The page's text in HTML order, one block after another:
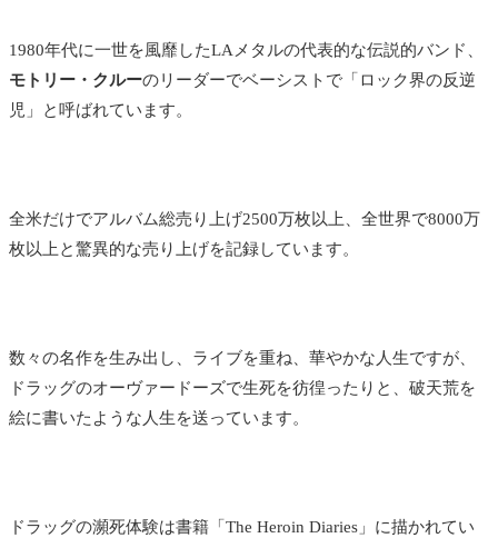
1980年代に一世を風靡したLAメタルの代表的な伝説的バンド、
モトリー・クルーのリーダーでベーシストで「ロック界の反逆
児」と呼ばれています。
全米だけでアルバム総売り上げ2500万枚以上、全世界で8000万
枚以上と驚異的な売り上げを記録しています。
数々の名作を生み出し、ライブを重ね、華やかな人生ですが、
ドラッグのオーヴァードーズで生死を彷徨ったりと、破天荒を
絵に書いたような人生を送っています。
ドラッグの瀕死体験は書籍「The Heroin Diaries」に描かれてい